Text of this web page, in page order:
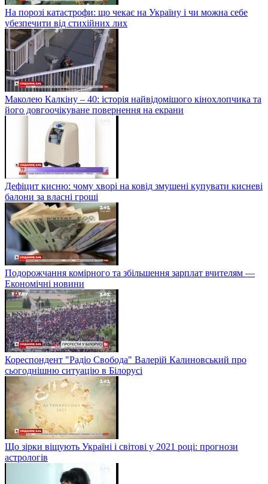
На порозі катастрофи: що чекає на Україну і чи можна себе
убезпечити від стихійних лих
Маколею Калкіну – 40: історія найвідомішого кінохлопчика та
його довгоочікуване повернення на екрани
Дефіцит кисню: чому хворі на ковід змушені купувати кисневі
балони за власні гроші
Подорожчання комірного та збільшення зарплат вчителям —
Економічні новини
Кореспондент "Радіо Свобода" Валерій Калиновський про
сьогоднішню ситуацію в Білорусі
Що зірки віщують Україні і світові у 2021 році: прогнози
астрологів